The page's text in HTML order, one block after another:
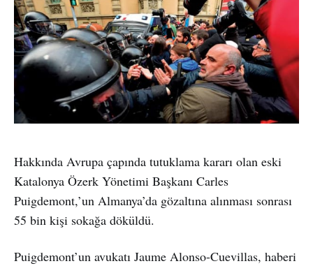
Hakkında Avrupa çapında tutuklama kararı olan eski
Katalonya Özerk Yönetimi Başkanı Carles
Puigdemont,’un Almanya’da gözaltına alınması sonrası
55 bin kişi sokağa döküldü.
Puigdemont’un avukatı Jaume Alonso-Cuevillas, haberi